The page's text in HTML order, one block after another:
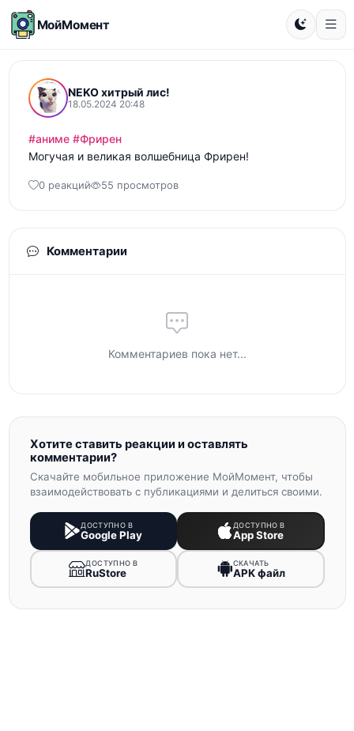
МойМомент
NEKO хитрый лис!
18.05.2024 20:48
#аниме #Фрирен
Могучая и великая волшебница Фрирен!
0 реакций 55 просмотров
Комментарии
Комментариев пока нет...
Хотите ставить реакции и оставлять
комментарии?
Скачайте мобильное приложение МойМомент, чтобы
взаимодействовать с публикациями и делиться своими.
ДОСТУПНО В
Google Play
ДОСТУПНО В
App Store
ДОСТУПНО В
RuStore
СКАЧАТЬ
APK файл